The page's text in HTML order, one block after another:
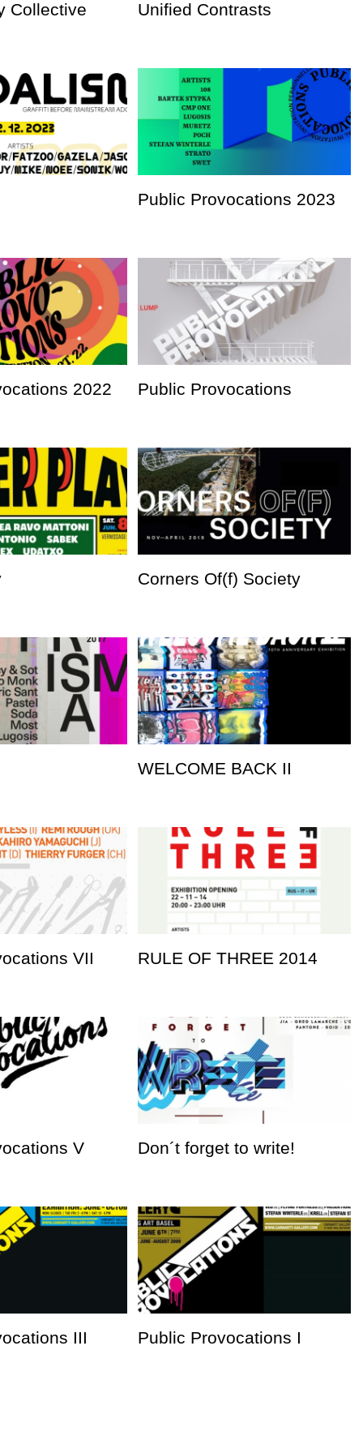
Collective Unified Contrasts
Public Provocations 2023
2022 Public Provocations
Corners Of(f) Society
WELCOME BACK II
VII RULE OF THREE 2014
V Don´t forget to write!
III Public Provocations I